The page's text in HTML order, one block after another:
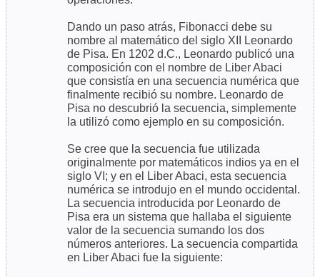
Dando un paso atrás, Fibonacci debe su
nombre al matemático del siglo XII Leonardo
de Pisa. En 1202 d.C., Leonardo publicó una
composición con el nombre de Liber Abaci
que consistía en una secuencia numérica que
finalmente recibió su nombre. Leonardo de
Pisa no descubrió la secuencia, simplemente
la utilizó como ejemplo en su composición.
Se cree que la secuencia fue utilizada
originalmente por matemáticos indios ya en el
siglo VI; y en el Liber Abaci, esta secuencia
numérica se introdujo en el mundo occidental.
La secuencia introducida por Leonardo de
Pisa era un sistema que hallaba el siguiente
valor de la secuencia sumando los dos
números anteriores. La secuencia compartida
en Liber Abaci fue la siguiente: